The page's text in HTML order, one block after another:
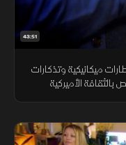
43:51
ميكانيكية وتذكارات
بالثقافة الأميركية